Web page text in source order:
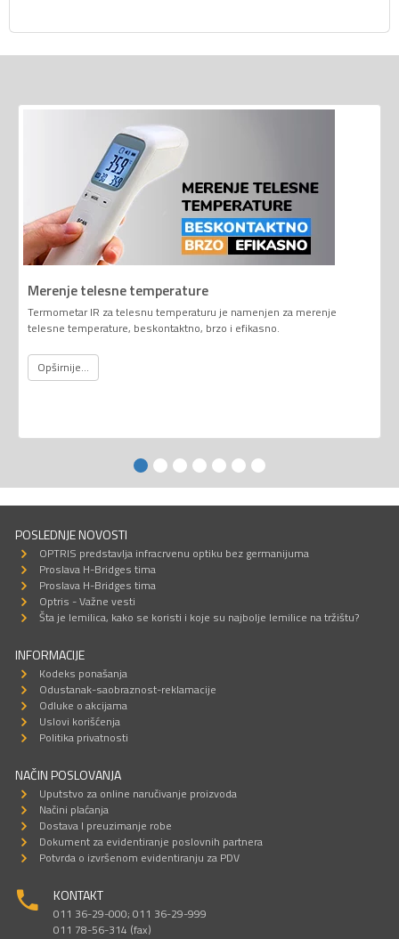
Merenje telesne temperature
Termometar IR za telesnu temperaturu je namenjen za merenje
telesne temperature, beskontaktno, brzo i efikasno.
Opširnije...
POSLEDNJE NOVOSTI
OPTRIS predstavlja infracrvenu optiku bez germanijuma
Proslava H-Bridges tima
Proslava H-Bridges tima
Optris - Važne vesti
Šta je lemilica, kako se koristi i koje su najbolje lemilice na tržištu?
INFORMACIJE
Kodeks ponašanja
Odustanak-saobraznost-reklamacije
Odluke o akcijama
Uslovi korišćenja
Politika privatnosti
NAČIN POSLOVANJA
Uputstvo za online naručivanje proizvoda
Načini plaćanja
Dostava I preuzimanje robe
Dokument za evidentiranje poslovnih partnera
Potvrda o izvršenom evidentiranju za PDV
KONTAKT
011 36-29-000; 011 36-29-999
011 78-56-314 (fax)